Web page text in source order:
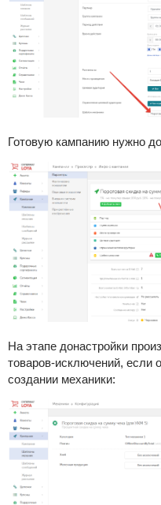
Готовую кампанию нужно
На этапе донастройки
товаров-исключений, если
создании механики: